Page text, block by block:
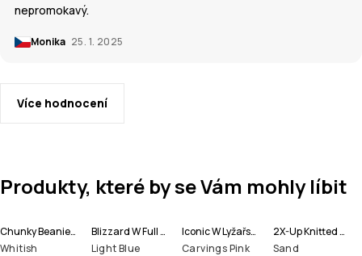
nepromokavý.
Monika 25. 1. 2025
Více hodnocení
Produkty, které by se Vám mohly líbit
Chunky Beanie čepice
Whitish
Blizzard W Full Zip Bunda na Snowboard Dámské
Light Blue
Iconic W Lyžařské Kalhoty Dámské
Carvings Pink
2X-Up Knitted Maska
Sand